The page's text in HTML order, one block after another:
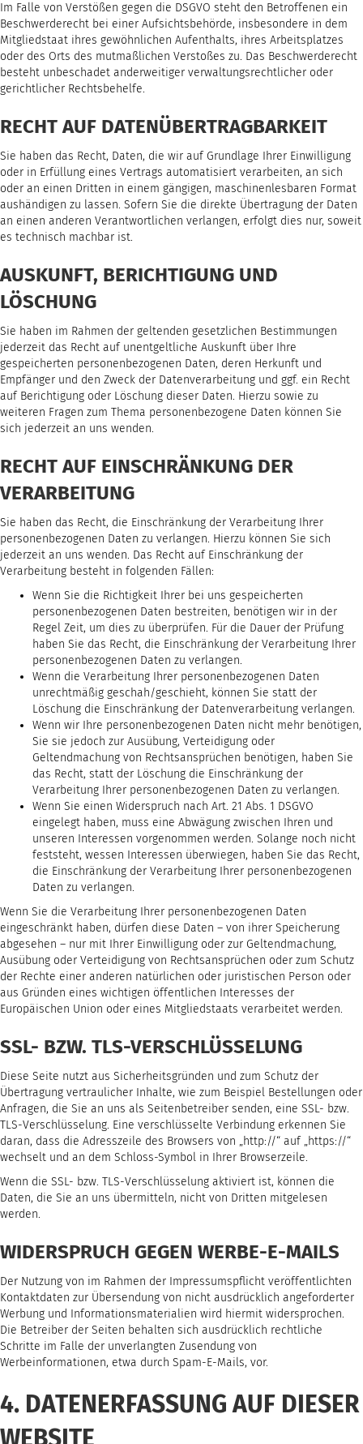
Im Falle von Verstößen gegen die DSGVO steht den Betroffenen ein
Beschwerderecht bei einer Aufsichtsbehörde, insbesondere in dem
Mitgliedstaat ihres gewöhnlichen Aufenthalts, ihres Arbeitsplatzes
oder des Orts des mutmaßlichen Verstoßes zu. Das Beschwerderecht
besteht unbeschadet anderweitiger verwaltungsrechtlicher oder
gerichtlicher Rechtsbehelfe.
RECHT AUF DATEN­ÜBERTRAG­BARKEIT
Sie haben das Recht, Daten, die wir auf Grundlage Ihrer Einwilligung
oder in Erfüllung eines Vertrags automatisiert verarbeiten, an sich
oder an einen Dritten in einem gängigen, maschinenlesbaren Format
aushändigen zu lassen. Sofern Sie die direkte Übertragung der Daten
an einen anderen Verantwortlichen verlangen, erfolgt dies nur, soweit
es technisch machbar ist.
AUSKUNFT, BERICHTIGUNG UND
LÖSCHUNG
Sie haben im Rahmen der geltenden gesetzlichen Bestimmungen
jederzeit das Recht auf unentgeltliche Auskunft über Ihre
gespeicherten personenbezogenen Daten, deren Herkunft und
Empfänger und den Zweck der Datenverarbeitung und ggf. ein Recht
auf Berichtigung oder Löschung dieser Daten. Hierzu sowie zu
weiteren Fragen zum Thema personenbezogene Daten können Sie
sich jederzeit an uns wenden.
RECHT AUF EINSCHRÄNKUNG DER
VERARBEITUNG
Sie haben das Recht, die Einschränkung der Verarbeitung Ihrer
personenbezogenen Daten zu verlangen. Hierzu können Sie sich
jederzeit an uns wenden. Das Recht auf Einschränkung der
Verarbeitung besteht in folgenden Fällen:
Wenn Sie die Richtigkeit Ihrer bei uns gespeicherten
personenbezogenen Daten bestreiten, benötigen wir in der
Regel Zeit, um dies zu überprüfen. Für die Dauer der Prüfung
haben Sie das Recht, die Einschränkung der Verarbeitung Ihrer
personenbezogenen Daten zu verlangen.
Wenn die Verarbeitung Ihrer personenbezogenen Daten
unrechtmäßig geschah/geschieht, können Sie statt der
Löschung die Einschränkung der Datenverarbeitung verlangen.
Wenn wir Ihre personenbezogenen Daten nicht mehr benötigen,
Sie sie jedoch zur Ausübung, Verteidigung oder
Geltendmachung von Rechtsansprüchen benötigen, haben Sie
das Recht, statt der Löschung die Einschränkung der
Verarbeitung Ihrer personenbezogenen Daten zu verlangen.
Wenn Sie einen Widerspruch nach Art. 21 Abs. 1 DSGVO
eingelegt haben, muss eine Abwägung zwischen Ihren und
unseren Interessen vorgenommen werden. Solange noch nicht
feststeht, wessen Interessen überwiegen, haben Sie das Recht,
die Einschränkung der Verarbeitung Ihrer personenbezogenen
Daten zu verlangen.
Wenn Sie die Verarbeitung Ihrer personenbezogenen Daten
eingeschränkt haben, dürfen diese Daten – von ihrer Speicherung
abgesehen – nur mit Ihrer Einwilligung oder zur Geltendmachung,
Ausübung oder Verteidigung von Rechtsansprüchen oder zum Schutz
der Rechte einer anderen natürlichen oder juristischen Person oder
aus Gründen eines wichtigen öffentlichen Interesses der
Europäischen Union oder eines Mitgliedstaats verarbeitet werden.
SSL- BZW. TLS-VERSCHLÜSSELUNG
Diese Seite nutzt aus Sicherheitsgründen und zum Schutz der
Übertragung vertraulicher Inhalte, wie zum Beispiel Bestellungen oder
Anfragen, die Sie an uns als Seitenbetreiber senden, eine SSL- bzw.
TLS-Verschlüsselung. Eine verschlüsselte Verbindung erkennen Sie
daran, dass die Adresszeile des Browsers von „http://“ auf „https://“
wechselt und an dem Schloss-Symbol in Ihrer Browserzeile.
Wenn die SSL- bzw. TLS-Verschlüsselung aktiviert ist, können die
Daten, die Sie an uns übermitteln, nicht von Dritten mitgelesen
werden.
WIDERSPRUCH GEGEN WERBE-E-MAILS
Der Nutzung von im Rahmen der Impressumspflicht veröffentlichten
Kontaktdaten zur Übersendung von nicht ausdrücklich angeforderter
Werbung und Informationsmaterialien wird hiermit widersprochen.
Die Betreiber der Seiten behalten sich ausdrücklich rechtliche
Schritte im Falle der unverlangten Zusendung von
Werbeinformationen, etwa durch Spam-E-Mails, vor.
4. DATENERFASSUNG AUF DIESER